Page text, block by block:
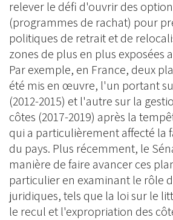
relever le défi d'ouvrir des
(programmes de rachat) pour
politiques de retrait et de
zones de plus en plus exposées
Par exemple, en France, deux
été mis en œuvre, l'un portant
(2012-2015) et l'autre sur la
côtes (2017-2019) après la
qui a particulièrement affecté la
du pays. Plus récemment, le
manière de faire avancer ces
particulier en examinant le rôle
juridiques, tels que la loi sur le
le recul et l'expropriation des